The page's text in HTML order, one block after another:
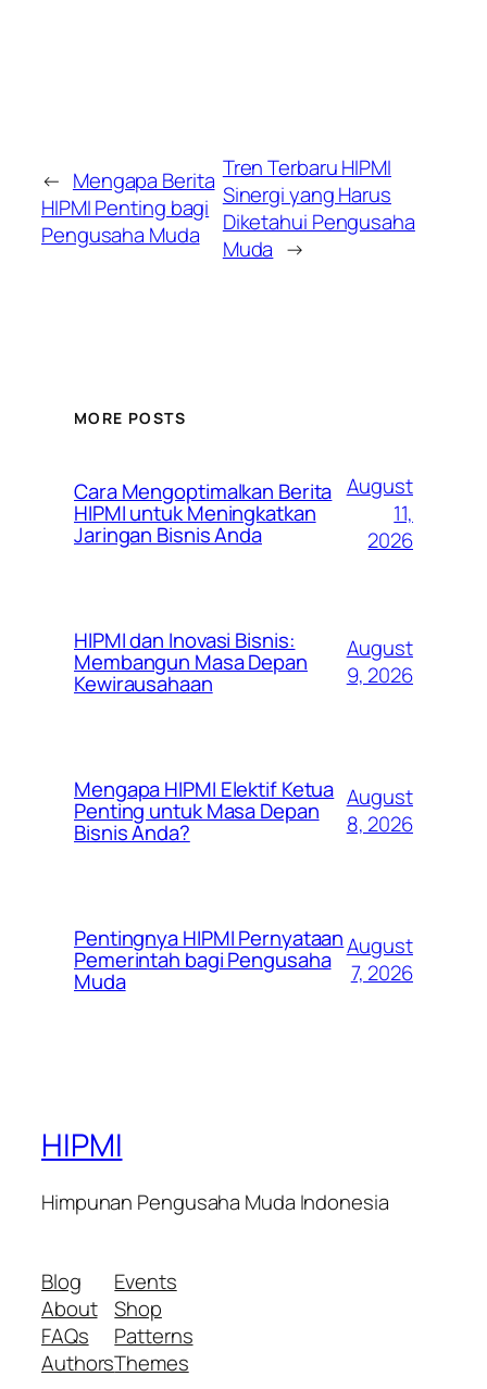
← Mengapa Berita
HIPMI Penting bagi
Pengusaha Muda
Tren Terbaru HIPMI
Sinergi yang Harus
Diketahui Pengusaha
Muda →
MORE POSTS
Cara Mengoptimalkan Berita
HIPMI untuk Meningkatkan
Jaringan Bisnis Anda
August
11,
2026
HIPMI dan Inovasi Bisnis:
Membangun Masa Depan
Kewirausahaan
August
9, 2026
Mengapa HIPMI Elektif Ketua
Penting untuk Masa Depan
Bisnis Anda?
August
8, 2026
Pentingnya HIPMI Pernyataan
Pemerintah bagi Pengusaha
Muda
August
7, 2026
HIPMI
Himpunan Pengusaha Muda Indonesia
Blog
About
FAQs
Authors
Events
Shop
Patterns
Themes